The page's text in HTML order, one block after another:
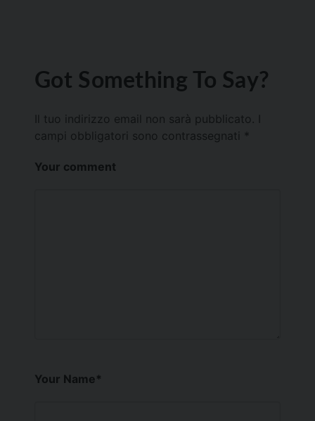
Got Something To Say?
Il tuo indirizzo email non sarà pubblicato.
campi obbligatori sono contrassegnati *
Your comment
Your Name*